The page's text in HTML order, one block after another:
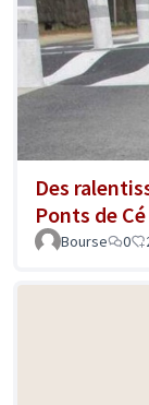
Des
Ponts de Cé
Bourse 0